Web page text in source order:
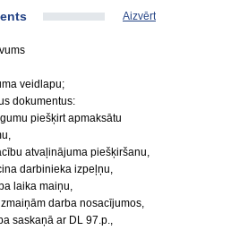
Aizvērt
veidlapu;
dokumentus:
piešķirt apmaksātu
atvaļinājuma piešķiršanu,
darbinieka izpeļņu,
laika maiņu,
darba nosacījumos,
saskaņā ar DL 97.p.,